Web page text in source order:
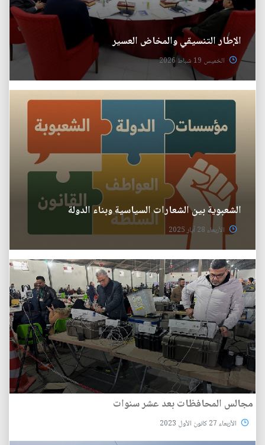
الإطار التنسيقي والمخاض العسير
الخميس 19 شباط 2026
الشعبوية بين الشعارات السياسية وبناء الدولة
الأربعاء 28 آيار 2025
مجالس المحافظات بعد عشر سنوات
الأربعاء 27 كانون الأول 2023